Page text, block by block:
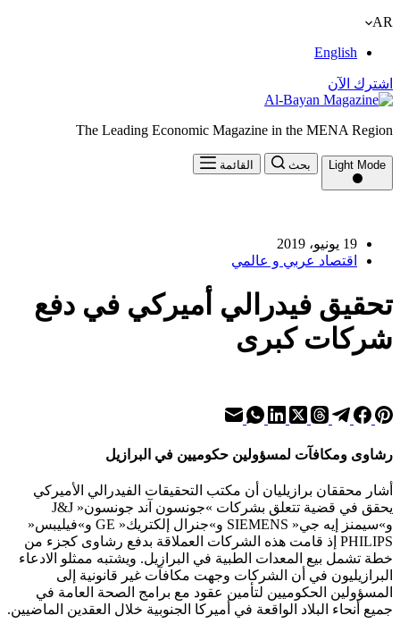
AR
English
اشترك الآن
The Leading Economic Magazine in the MENA Region
Light Mode بحث القائمة
19 يونيو، 2019
اقتصاد عربي و عالمي
تحقيق فيدرالي أميركي في دفع
شركات كبرى
رشاوى ومكافآت لمسؤولين حكوميين في البرازيل
أشار محققان برازيليان أن مكتب التحقيقات الفيدرالي الأميركي
يحقق في قضية تتعلق بشركات »جونسون آند جونسون« J&J
و»سيمنز إيه جي« SIEMENS و»جنرال إلكتريك« GE و»فيليبس«
PHILIPS إذ قامت هذه الشركات العملاقة بدفع رشاوى كجزء من
خطة تشمل بيع المعدات الطبية في البرازيل. ويشتبه ممثلو الادعاء
البرازيليون في أن الشركات وجهت مكافآت غير قانونية إلى
المسؤولين الحكوميين لتأمين عقود مع برامج الصحة العامة في
جميع أنحاء البلاد الواقعة في أميركا الجنوبية خلال العقدين الماضيين.